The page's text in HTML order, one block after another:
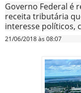
Governo Federal é
receita tributária
interesse políticos,
21/06/2018 às 08:07